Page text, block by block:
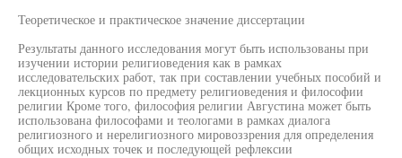
Теоретическое и практическое значение диссертации
Результаты данного исследования могут быть использованы при
изучении истории религиоведения как в рамках
исследовательских работ, так при составлении учебных пособий и
лекционных курсов по предмету религиоведения и философии
религии Кроме того, философия религии Августина может быть
использована философами и теологами в рамках диалога
религиозного и нерелигиозного мировоззрения для определения
общих исходных точек и последующей рефлексии